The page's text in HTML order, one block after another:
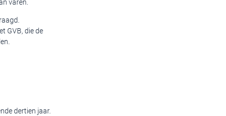
varen.
GVB, die de
dertien jaar.